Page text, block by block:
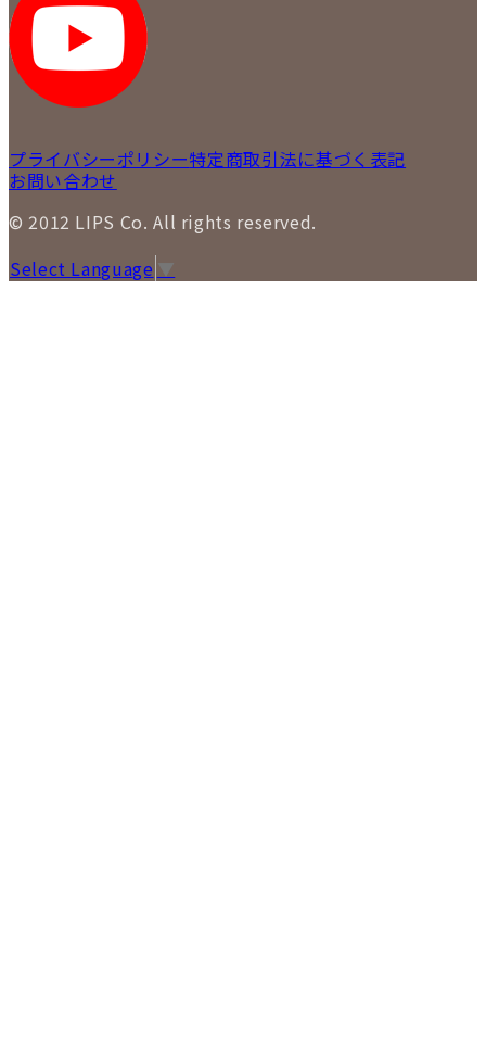
プライバシーポリシー特定商取引法に基づく表記
お問い合わせ
© 2012 LIPS Co. All rights reserved.
Select Language ▼